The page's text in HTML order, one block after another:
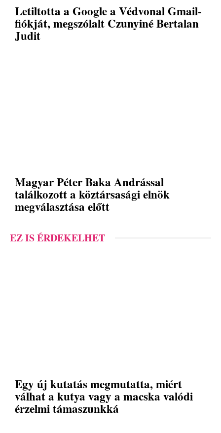
Letiltotta a Google a Védvonal Gmail-
fiókját, megszólalt Czunyiné Bertalan
Judit
Magyar Péter Baka Andrással
találkozott a köztársasági elnök
megválasztása előtt
EZ IS ÉRDEKELHET
Egy új kutatás megmutatta, miért
válhat a kutya vagy a macska valódi
érzelmi támaszunkká